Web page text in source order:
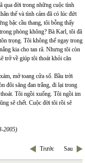
qua đời trong những cuộc tình
thể và tình cảm đã có lúc đứt
bậc cầu thang, tôi bỗng thấy
phòng không? Bà Karl, tôi đã
trọng. Tôi không thể ngay trong
kia cho tan rã. Nhưng tôi còn
trở về giúp tôi thoát khỏi căn
mở toang cửa sổ. Bầu trời
đôi săng đan trắng, đi lại trong
Tôi ngồi xuống. Tôi ngồi im
sẽ chết. Cuộc đời tôi rồi sẽ
2005)
Trước Sau